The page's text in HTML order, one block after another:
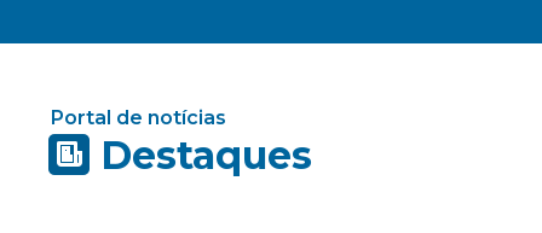
Portal de notícias
Destaques